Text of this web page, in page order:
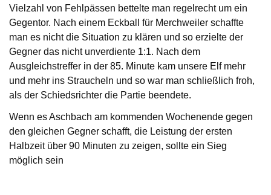
Vielzahl von Fehlpässen bettelte man regelrecht um ein
Gegentor. Nach einem Eckball für Merchweiler schaffte
man es nicht die Situation zu klären und so erzielte der
Gegner das nicht unverdiente 1:1. Nach dem
Ausgleichstreffer in der 85. Minute kam unsere Elf mehr
und mehr ins Straucheln und so war man schließlich froh,
als der Schiedsrichter die Partie beendete.
Wenn es Aschbach am kommenden Wochenende gegen
den gleichen Gegner schafft, die Leistung der ersten
Halbzeit über 90 Minuten zu zeigen, sollte ein Sieg
möglich sein